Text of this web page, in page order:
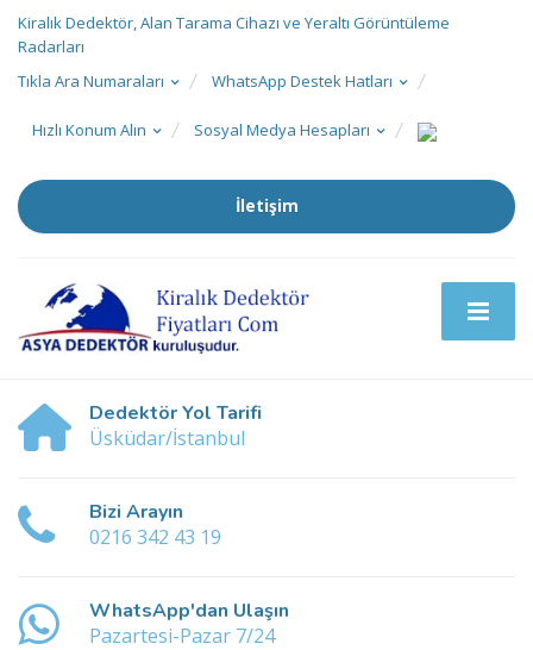
Kiralık Dedektör, Alan Tarama Cihazı ve Yeraltı Görüntüleme
Radarları
Tıkla Ara Numaraları
WhatsApp Destek Hatları
Hızlı Konum Alın Sosyal Medya Hesapları
İletişim
Dedektör Yol Tarifi
Üsküdar/İstanbul
Bizi Arayın
0216 342 43 19
WhatsApp'dan Ulaşın
Pazartesi-Pazar 7/24